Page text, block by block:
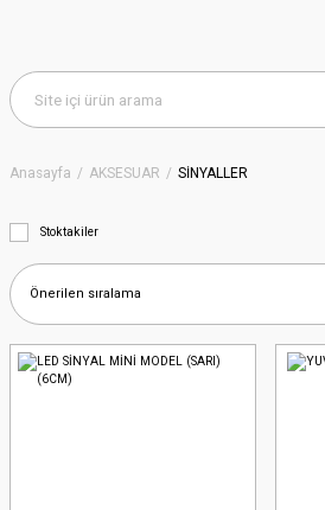
Anasayfa AKSESUAR SİNYALLER
Stoktakiler